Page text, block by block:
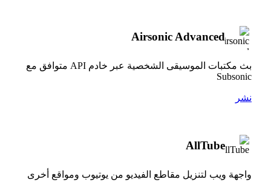
Airsonic Advanced
بث مكتبات الموسيقى الشخصية عبر خادم API متوافق مع
Subsonic
نشر
AllTube
واجهة ويب لتنزيل مقاطع الفيديو من يوتيوب ومواقع أخرى